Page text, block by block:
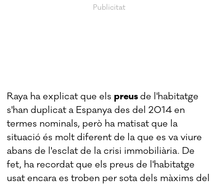
Raya ha explicat que els preusde l'habitatge
s'han duplicat a Espanya des del 2014 en
termes nominals, però ha matisat que la
situació és molt diferent de la que es va viure
abans de l'esclat de la crisi immobiliària. De
fet, ha recordat que els preus de l'habitatge
usat encara es troben per sota dels màxims del